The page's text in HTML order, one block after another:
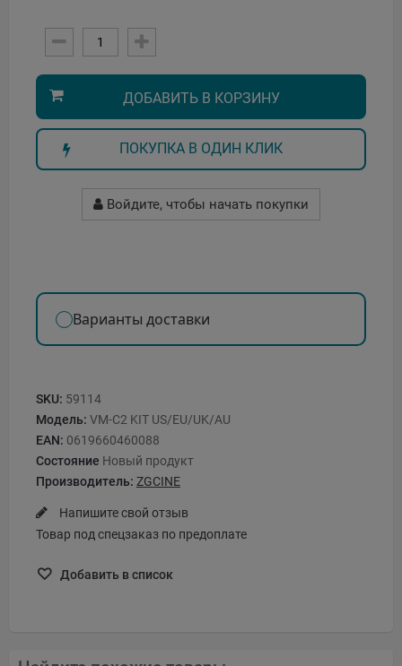
ДОБАВИТЬ В КОРЗИНУ
ПОКУПКА В ОДИН КЛИК
Войдите, чтобы начать покупки
Варианты доставки
SKU: 59114
Модель: VM-C2 KIT US/EU/UK/AU
EAN: 0619660460088
Состояние Новый продукт
Производитель: ZGCINE
Напишите свой отзыв
Товар под спецзаказ по предоплате
Добавить в список